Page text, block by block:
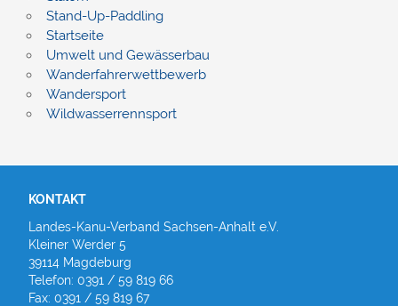
Stand-Up-Paddling
Startseite
Umwelt und Gewässerbau
Wanderfahrerwettbewerb
Wandersport
Wildwasserrennsport
KONTAKT
Landes-Kanu-Verband Sachsen-Anhalt e.V.
Kleiner Werder 5
39114 Magdeburg
Telefon: 0391 / 59 819 66
Fax: 0391 / 59 819 67